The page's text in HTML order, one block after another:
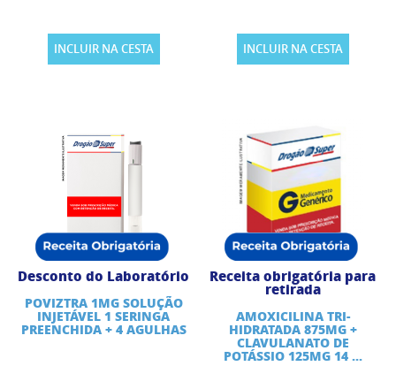
INCLUIR NA CESTA INCLUIR NA CESTA
Desconto do Laboratório
POVIZTRA 1MG SOLUÇÃO
INJETÁVEL 1 SERINGA
PREENCHIDA + 4 AGULHAS
Receita obrigatória para
retirada
AMOXICILINA TRI-
HIDRATADA 875MG +
CLAVULANATO DE
POTÁSSIO 125MG 14 ...